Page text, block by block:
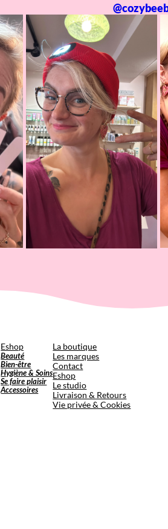
Eshop
Beauté
Bien-être
Hygiène & Soins
Se faire plaisir
Accessoires
La boutique
Les marques
Contact
Eshop
Le studio
Livraison & Retours
Vie privée & Cookies